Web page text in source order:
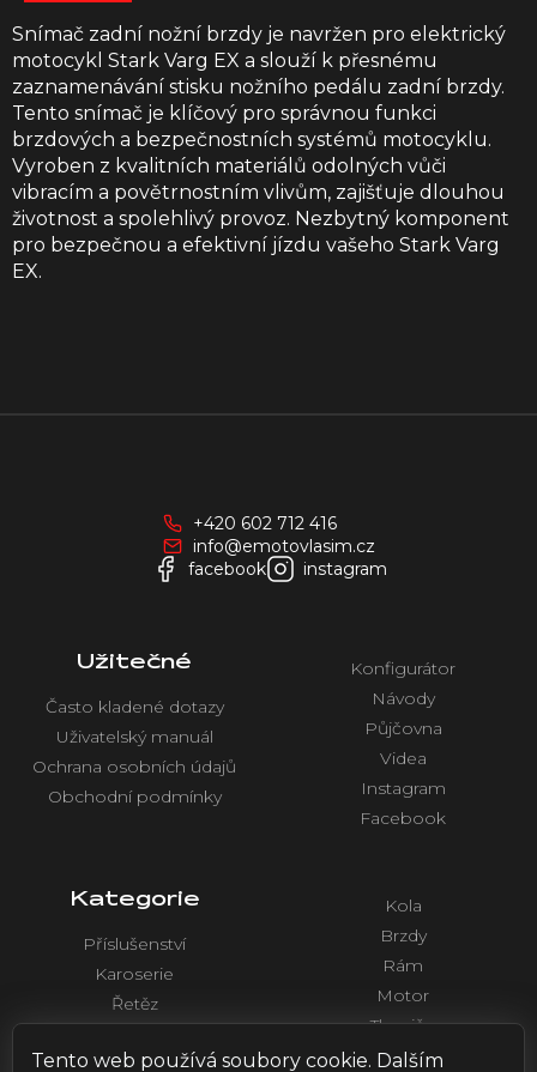
Tento web používá soubory cookie. Dalším
Snímač zadní nožní brzdy je navržen pro elektrický
motocykl Stark Varg EX a slouží k přesnému
zaznamenávání stisku nožního pedálu zadní brzdy.
Tento snímač je klíčový pro správnou funkci
brzdových a bezpečnostních systémů motocyklu.
Vyroben z kvalitních materiálů odolných vůči
vibracím a povětrnostním vlivům, zajišťuje dlouhou
životnost a spolehlivý provoz. Nezbytný komponent
pro bezpečnou a efektivní jízdu vašeho Stark Varg
EX.
+420 602 712 416
info@emotovlasim.cz
facebook
instagram
Užitečné
Často kladené dotazy
Uživatelský manuál
Ochrana osobních údajů
Obchodní podmínky
Konfigurátor
Návody
Půjčovna
Videa
Instagram
Facebook
Kategorie
Příslušenství
Karoserie
Řetěz
Elektronika
Kola
Brzdy
Rám
Motor
Tlumiče
Řídítka a ovládaní